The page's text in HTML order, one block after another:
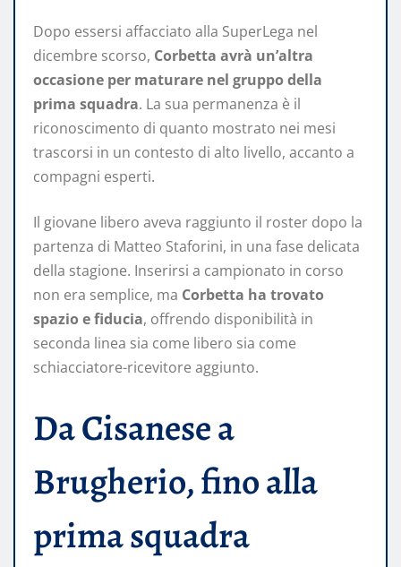
Dopo essersi affacciato alla SuperLega nel
dicembre scorso, Corbetta avrà un’altra
occasione per maturare nel gruppo della
prima squadra. La sua permanenza è il
riconoscimento di quanto mostrato nei mesi
trascorsi in un contesto di alto livello, accanto a
compagni esperti.
Il giovane libero aveva raggiunto il roster dopo la
partenza di Matteo Staforini, in una fase delicata
della stagione. Inserirsi a campionato in corso
non era semplice, ma Corbetta ha trovato
spazio e fiducia, offrendo disponibilità in
seconda linea sia come libero sia come
schiacciatore-ricevitore aggiunto.
Da Cisanese a
Brugherio, fino alla
prima squadra